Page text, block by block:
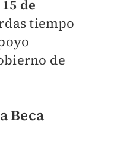
de
tiempo
de
Beca